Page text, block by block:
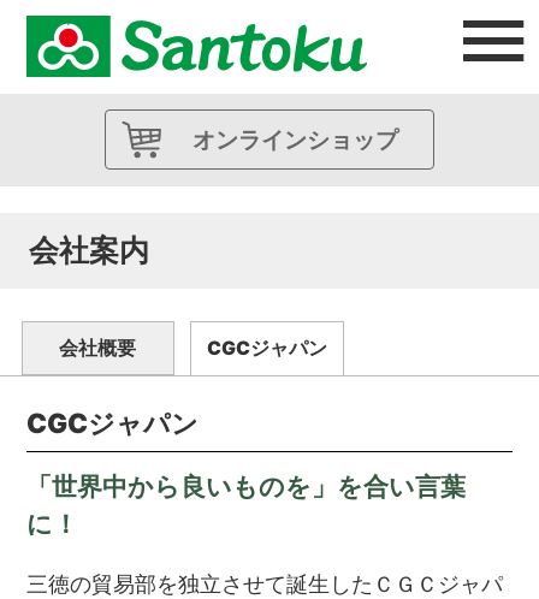
オンラインショップ
会社案内
会社概要 CGCジャパン
CGCジャパン
「世界中から良いものを」を合い言葉
に！
三徳の貿易部を独立させて誕生したＣＧＣジャパ